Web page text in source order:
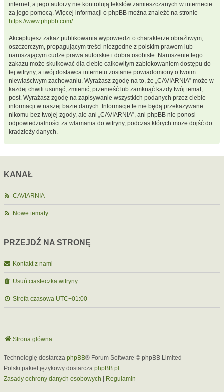
internet, a jego autorzy nie kontrolują tekstów zamieszczanych w internecie
za jego pomocą. Więcej informacji o phpBB można znaleźć na stronie
https://www.phpbb.com/.
Akceptujesz zakaz publikowania wypowiedzi o charakterze obraźliwym,
oszczerczym, propagującym treści niezgodne z polskim prawem lub
naruszającym cudze prawa autorskie i dobra osobiste. Naruszenie tego
zakazu może skutkować dla ciebie całkowitym zablokowaniem dostępu do
tej witryny, a twój dostawca internetu zostanie powiadomiony o twoim
niewłaściwym zachowaniu. Wyrażasz zgodę na to, że „CAVIARNIA” może w
każdej chwili usunąć, zmienić, przenieść lub zamknąć każdy twój temat,
post. Wyrażasz zgodę na zapisywanie wszystkich podanych przez ciebie
informacji w naszej bazie danych. Informacje te nie będą przekazywane
nikomu bez twojej zgody, ale ani „CAVIARNIA”, ani phpBB nie ponosi
odpowiedzialności za włamania do witryny, podczas których może dojść do
kradzieży danych.
KANAŁ
CAVIARNIA
Nowe tematy
PRZEJDŹ NA STRONĘ
Kontakt z nami
Usuń ciasteczka witryny
Strefa czasowa UTC+01:00
Strona główna
Technologię dostarcza phpBB® Forum Software © phpBB Limited
Polski pakiet językowy dostarcza phpBB.pl
Zasady ochrony danych osobowych
Regulamin